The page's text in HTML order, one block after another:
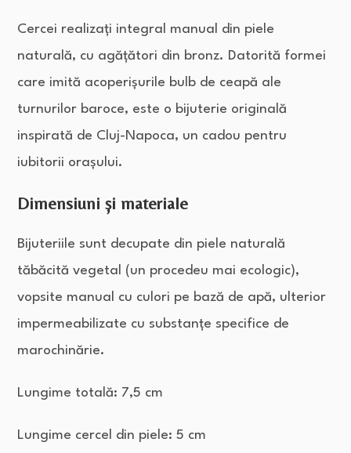
Cercei realizați integral manual din piele
naturală, cu agățători din bronz. Datorită formei
care imită acoperișurile bulb de ceapă ale
turnurilor baroce, este o bijuterie originală
inspirată de Cluj-Napoca, un cadou pentru
iubitorii orașului.
Dimensiuni și materiale
Bijuteriile sunt decupate din piele naturală
tăbăcită vegetal (un procedeu mai ecologic),
vopsite manual cu culori pe bază de apă, ulterior
impermeabilizate cu substanțe specifice de
marochinărie.
Lungime totală: 7,5 cm
Lungime cercel din piele: 5 cm